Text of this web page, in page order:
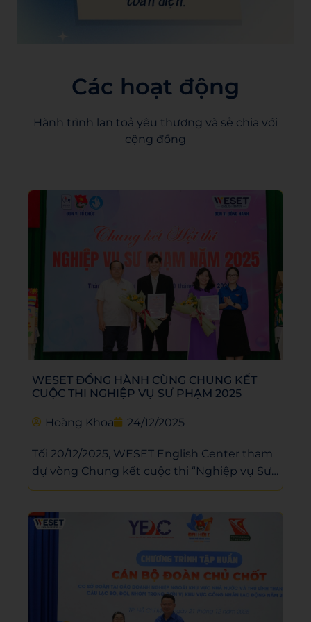
Các hoạt động
Hành trình lan toả yêu thương và sẻ chia với
cộng đồng
WESET ĐỒNG HÀNH CÙNG CHUNG KẾT
CUỘC THI NGHIỆP VỤ SƯ PHẠM 2025
Hoàng Khoa 24/12/2025
Tối 20/12/2025, WESET English Center tham
dự vòng Chung kết cuộc thi “Nghiệp vụ Sư
phạm – Năm 2025” với vai trò đối tác chiến
nâng cao năng lực ngoại ngữ, giúp sinh viên
sư phạm sẵn sàng hội nhập và đáp ứng yêu